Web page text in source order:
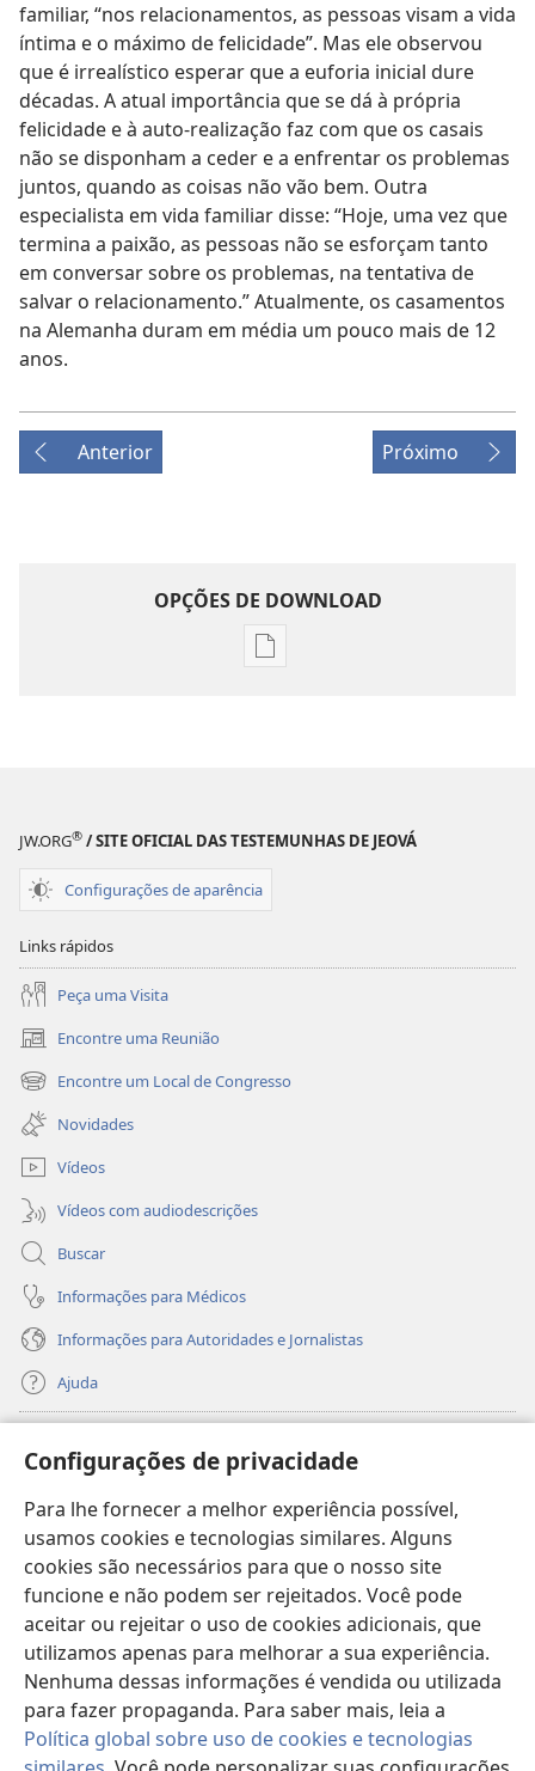
Configurações de privacidade
Para lhe fornecer a melhor experiência possível,
usamos cookies e tecnologias similares. Alguns
cookies são necessários para que o nosso site
funcione e não podem ser rejeitados. Você pode
aceitar ou rejeitar o uso de cookies adicionais, que
utilizamos apenas para melhorar a sua experiência.
Nenhuma dessas informações é vendida ou utilizada
para fazer propaganda. Para saber mais, leia a
Política global sobre uso de cookies e tecnologias
familiar, “nos relacionamentos, as pessoas visam a vida
íntima e o máximo de felicidade”. Mas ele observou
que é irrealístico esperar que a euforia inicial dure
décadas. A atual importância que se dá à própria
felicidade e à auto-realização faz com que os casais
não se disponham a ceder e a enfrentar os problemas
juntos, quando as coisas não vão bem. Outra
especialista em vida familiar disse: “Hoje, uma vez que
termina a paixão, as pessoas não se esforçam tanto
em conversar sobre os problemas, na tentativa de
salvar o relacionamento.” Atualmente, os casamentos
na Alemanha duram em média um pouco mais de 12
anos.
Anterior Próximo
OPÇÕES DE DOWNLOAD
Opções
8 de junho de 2003
JW.ORG® / SITE OFICIAL DAS TESTEMUNHAS DE JEOVÁ
Configurações de aparência
Links rápidos
Peça uma Visita
Encontre uma Reunião
(abre
nova
janela)
Encontre um Local de Congresso
(abre
nova
janela)
Novidades
Vídeos
Vídeos com audiodescrições
Buscar
Informações para Médicos
Informações para Autoridades e Jornalistas
Ajuda
(abre
nova
janela)
Biblioteca On-line da Torre de Vigia™
(abre
nova
janela)JW Hub
(abre
nova
janela)JW Library
Watchtower Library